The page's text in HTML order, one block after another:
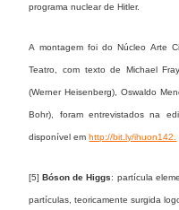
programa nuclear de Hitler.
A montagem foi do Núcleo Arte
Teatro, com texto de Michael
(Werner Heisenberg), Oswaldo
Bohr), foram entrevistados na
disponível emhttp://bit.ly/ihuon142.
[5]Bóson de Higgs: partícula
partículas, teoricamente surgida